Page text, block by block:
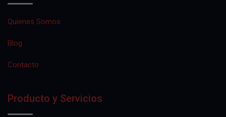
Quienes Somos
Blog
Contacto
Producto y Servicios